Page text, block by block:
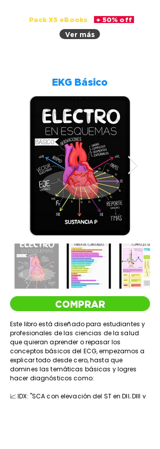
Pack X5 eBooks + 50% off
Ver más
EKG Básico
COMPRAR
Este libro está diseñado para estudiantes y
profesionales de las ciencias de la salud
que quieran aprender o repasar los
conceptos básicos del ECG, empezamos a
explicar todo desde cero, hasta que
domines las temáticas básicas y logres
hacer diagnósticos como:
📈 IDX: "SCA con elevación del ST en DII, DIII y